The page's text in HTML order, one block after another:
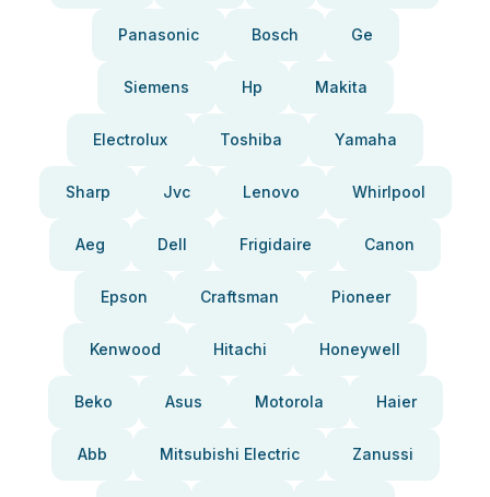
Panasonic Bosch Ge
Siemens Hp Makita
Electrolux Toshiba Yamaha
Sharp Jvc Lenovo Whirlpool
Aeg Dell Frigidaire Canon
Epson Craftsman Pioneer
Kenwood Hitachi Honeywell
Beko Asus Motorola Haier
Abb Mitsubishi Electric Zanussi